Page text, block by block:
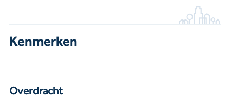
Kenmerken
Overdracht